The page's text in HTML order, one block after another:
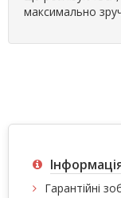
максимально
Гарантійні